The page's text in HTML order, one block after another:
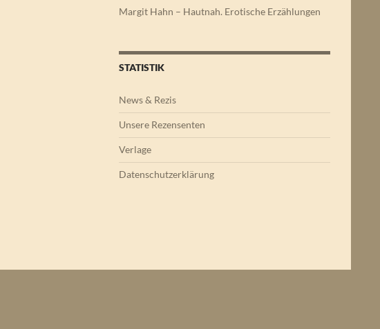
Margit Hahn – Hautnah. Erotische Erzählungen
STATISTIK
News & Rezis
Unsere Rezensenten
Verlage
Datenschutzerklärung